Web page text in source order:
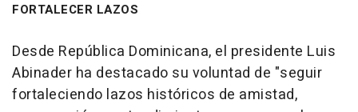
FORTALECER LAZOS
Desde República Dominicana, el presidente Luis
Abinader ha destacado su voluntad de "seguir
fortaleciendo lazos históricos de amistad,